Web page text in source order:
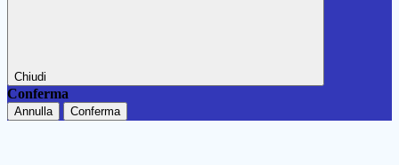
Chiudi
Conferma
Annulla Conferma